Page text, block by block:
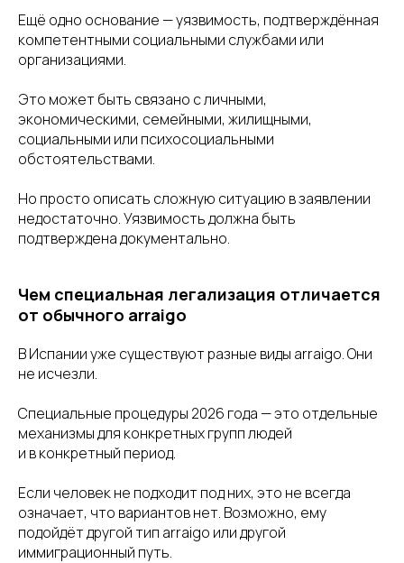
Ещё одно основание — уязвимость, подтверждённая
компетентными социальными службами или
организациями.
Это может быть связано с личными,
экономическими, семейными, жилищными,
социальными или психосоциальными
обстоятельствами.
Но просто описать сложную ситуацию в заявлении
недостаточно. Уязвимость должна быть
подтверждена документально.
Чем специальная легализация отличается
от обычного arraigo
В Испании уже существуют разные виды arraigo. Они
не исчезли.
Специальные процедуры 2026 года — это отдельные
механизмы для конкретных групп людей
и в конкретный период.
Если человек не подходит под них, это не всегда
означает, что вариантов нет. Возможно, ему
подойдёт другой тип arraigo или другой
иммиграционный путь.